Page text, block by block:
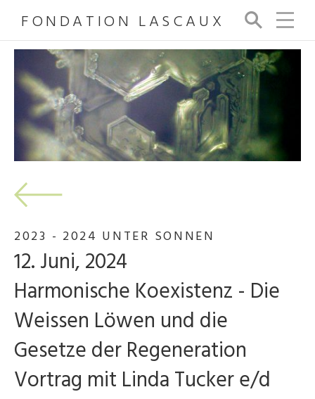
FONDATION LASCAUX
Su
ch
e
2023 - 2024 UNTER SONNEN
12. Juni, 2024
Harmonische Koexistenz - Die
Weissen Löwen und die
Gesetze der Regeneration
Vortrag mit Linda Tucker e/d